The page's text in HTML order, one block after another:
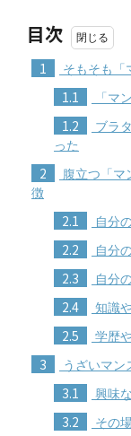
目次
1 そもそも「
1.1 「マ
1.2
ブラ
った
2
腹立つ「マ
徴
2.1 自分
2.2 自分
2.3 自分
2.4 知識
2.5 学歴
3 うざいマン
3.1 興味
3.2 その